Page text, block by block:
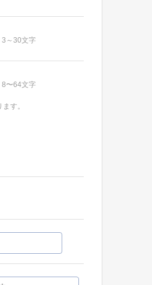
～30文字
〜64文字
す。